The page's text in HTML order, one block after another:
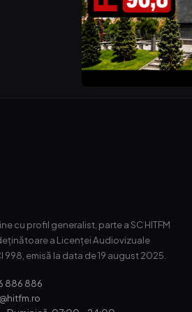
cu profil generalist, parte a SC HITFM
a Licenței Audiovizuale
998, emisă la data de 19 august 2025.
886 886